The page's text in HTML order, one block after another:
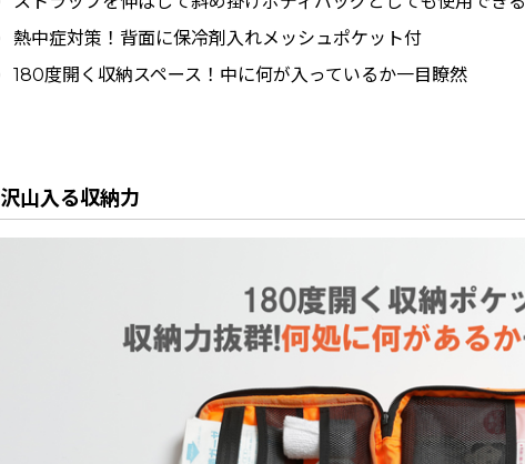
熱中症対策！背面に保冷剤入れメッシュポケット付
180度開く収納スペース！中に何が入っているか一目瞭然
沢山入る収納力